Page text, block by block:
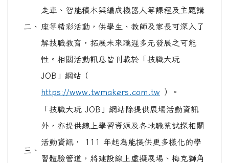
二、
走車、智能積木與編成機器人等課程及主題講
座等精彩活動，供學生、教師及家長可深入了
解技職教育，拓展未來職涯多元發展之可能
性。相關活動訊息皆刊載於「技職大玩
JOB」網站（
https://www.twmakers.com.tw ）。
三、
「技職大玩 JOB」網站除提供展場活動資訊
外，亦提供線上學習資源及各地職業試探相關
活動資訊， 111 年起為能提供更多樣化的學
習體驗管道，將建設線上虛擬展場、梅克獅角